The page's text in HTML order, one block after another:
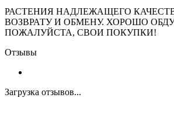
РАСТЕНИЯ НАДЛЕЖАЩЕГО
ВОЗВРАТУ И ОБМЕНУ. ХОРОШО
ПОЖАЛУЙСТА, СВОИ ПОКУПКИ!
Отзывы
Загрузка отзывов...